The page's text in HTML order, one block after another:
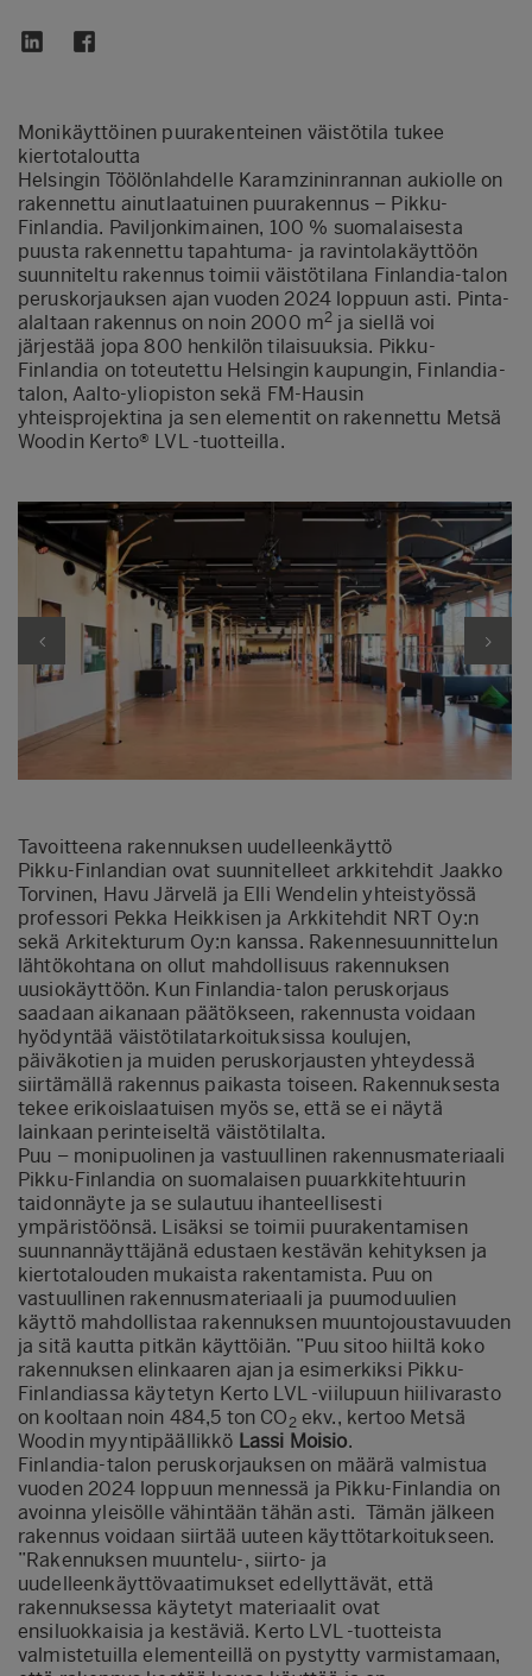
Monikäyttöinen puurakenteinen väistötila tukee
kiertotaloutta
Helsingin Töölönlahdelle Karamzininrannan aukiolle on
rakennettu ainutlaatuinen puurakennus – Pikku-
Finlandia. Paviljonkimainen, 100 % suomalaisesta
puusta rakennettu tapahtuma- ja ravintolakäyttöön
suunniteltu rakennus toimii väistötilana Finlandia-talon
peruskorjauksen ajan vuoden 2024 loppuun asti. Pinta-
alaltaan rakennus on noin 2000 m2 ja siellä voi
järjestää jopa 800 henkilön tilaisuuksia. Pikku-
Finlandia on toteutettu Helsingin kaupungin, Finlandia-
talon, Aalto-yliopiston sekä FM-Hausin
yhteisprojektina ja sen elementit on rakennettu Metsä
Woodin Kerto® LVL -tuotteilla.
Tavoitteena rakennuksen uudelleenkäyttö
Pikku-Finlandian ovat suunnitelleet arkkitehdit Jaakko
Torvinen, Havu Järvelä ja Elli Wendelin yhteistyössä
professori Pekka Heikkisen ja Arkkitehdit NRT Oy:n
sekä Arkitekturum Oy:n kanssa. Rakennesuunnittelun
lähtökohtana on ollut mahdollisuus rakennuksen
uusiokäyttöön. Kun Finlandia-talon peruskorjaus
saadaan aikanaan päätökseen, rakennusta voidaan
hyödyntää väistötilatarkoituksissa koulujen,
päiväkotien ja muiden peruskorjausten yhteydessä
siirtämällä rakennus paikasta toiseen. Rakennuksesta
tekee erikoislaatuisen myös se, että se ei näytä
lainkaan perinteiseltä väistötilalta.
Puu – monipuolinen ja vastuullinen rakennusmateriaali
Pikku-Finlandia on suomalaisen puuarkkitehtuurin
taidonnäyte ja se sulautuu ihanteellisesti
ympäristöönsä. Lisäksi se toimii puurakentamisen
suunnannäyttäjänä edustaen kestävän kehityksen ja
kiertotalouden mukaista rakentamista. Puu on
vastuullinen rakennusmateriaali ja puumoduulien
käyttö mahdollistaa rakennuksen muuntojoustavuuden
ja sitä kautta pitkän käyttöiän. ”Puu sitoo hiiltä koko
rakennuksen elinkaaren ajan ja esimerkiksi Pikku-
Finlandiassa käytetyn Kerto LVL -viilupuun hiilivarasto
on kooltaan noin 484,5 ton CO2ekv., kertoo Metsä
Woodin myyntipäällikkö Lassi Moisio.
Finlandia-talon peruskorjauksen on määrä valmistua
vuoden 2024 loppuun mennessä ja Pikku-Finlandia on
avoinna yleisölle vähintään tähän asti. Tämän jälkeen
rakennus voidaan siirtää uuteen käyttötarkoitukseen.
”Rakennuksen muuntelu-, siirto- ja
uudelleenkäyttövaatimukset edellyttävät, että
rakennuksessa käytetyt materiaalit ovat
ensiluokkaisia ja kestäviä. Kerto LVL -tuotteista
valmistetuilla elementeillä on pystytty varmistamaan,